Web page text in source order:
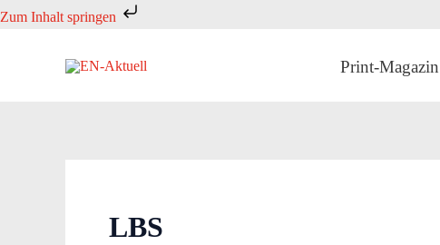
Zum Inhalt springen
Zum
Print-Magazin
LBS